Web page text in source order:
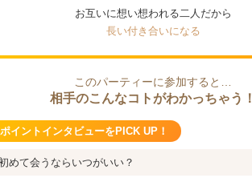
お互いに想い想われる二人だから
長い付き合いになる
このパーティーに参加すると…
相手のこんなコトがわかっちゃう！
イントインタビューをPICK UP！
めて会うならいつがいい？